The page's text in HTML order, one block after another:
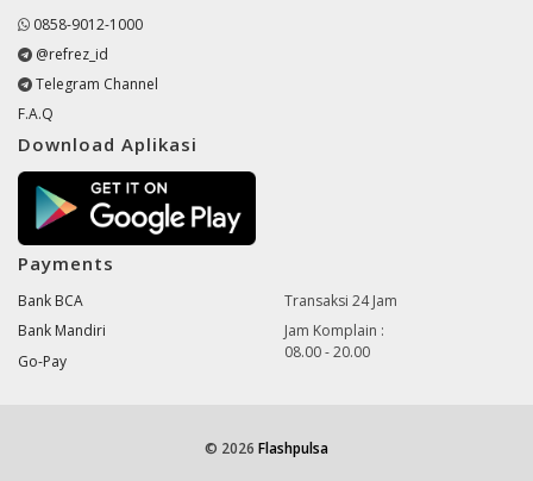
0858-9012-1000
@refrez_id
Telegram Channel
F.A.Q
Download Aplikasi
Payments
Bank BCA
Bank Mandiri
Go-Pay
Transaksi 24 Jam
Jam Komplain :
08.00 - 20.00
© 2026 Flashpulsa